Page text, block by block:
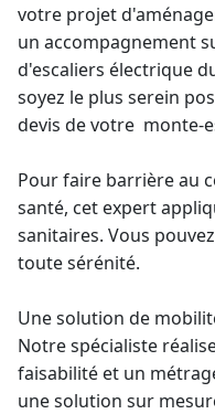
votre projet
un accompagnement
d'escaliers électrique
soyez le plus serein
devis de votre monte-
Pour faire barrière au
santé, cet expert
sanitaires. Vous
toute sérénité.
Une solution de
Notre spécialiste
faisabilité et un
une solution sur